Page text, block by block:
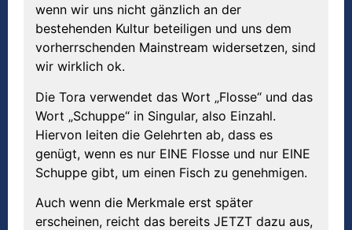
wenn wir uns nicht gänzlich an der
bestehenden Kultur beteiligen und uns dem
vorherrschenden Mainstream widersetzen, sind
wir wirklich ok.
Die Tora verwendet das Wort „Flosse“ und das
Wort „Schuppe“ in Singular, also Einzahl.
Hiervon leiten die Gelehrten ab, dass es
genügt, wenn es nur EINE Flosse und nur EINE
Schuppe gibt, um einen Fisch zu genehmigen.
Auch wenn die Merkmale erst später
erscheinen, reicht das bereits JETZT dazu aus,